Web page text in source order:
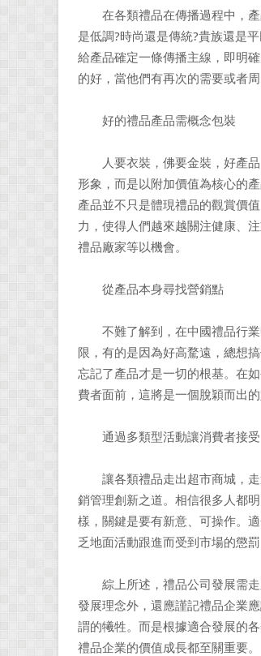
在各類禮品在傳播過程中，產
是低調?時尚還是傳統?貴族還是
給產品確定一條傳播主線，即明
的好，當他們有再次的需要或者
好的禮品產品需概念包裝
人要衣裝，佛要金裝，好產品
形象，而是以附加價值為核心的
產品並不只是體現禮品的觀賞價
力，使得人們越來越關注健康、
禮品廠家等以機會。
從產品本身尋找營銷點
不難了解到，在中國禮品行業
限，有的是因為好高騖遠，總想
忘記了產品才是一切的根基。在
費者面前，這將是一個脫穎而出
通過多類型活動讓消費者接受
讓各類禮品走出超市商城，走
銷管理創新之道。相信很多人都
樣，關鍵是要有新意、可操作。
乏地面活動跟進而受到市場的懲
綜上所述，禮品公司發展需走
發展理念外，還應謹記禮品企業
謂的犧牲。而是根據適合發展的
禮品企業的價值成長都至關重要。